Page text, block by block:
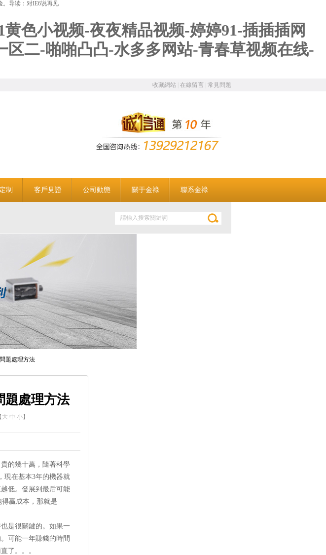
导读： 对IE6说再见
色小视频-夜夜精品视频-婷婷91-插插插网
二-啪啪凸凸-水多多网站-青春草视频在线-
收藏網站 在線留言 常見問題
制 客戶見證 公司動態 關于金祿 聯系金祿
題處理方法
題處理方法
大 中 小】
的幾十萬，隨著科學
現在基本3年的機器就
低。發展到最后可能
贏成本，那就是
是很關鍵的。如果一
可能一年賺錢的時間
了。。。